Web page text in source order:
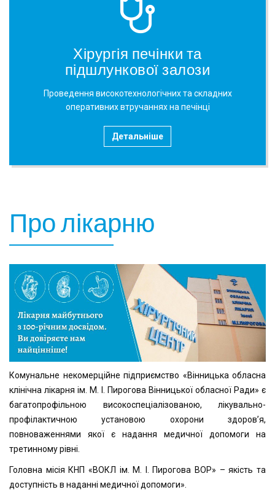
Хірургія печінки та
підшлункової залози
Проведення високотехнологічних та складних
оперативних втручаннях на печінці
Детальніше
Про лікарню
Комунальне некомерційне підприємство «Вінницька обласна
клінічна лікарня ім. М. І. Пирогова Вінницької обласної Ради» є
багатопрофільною високоспеціалізованою, лікувально-
профілактичною установою охорони здоров’я,
повноваженнями якої є надання медичної допомоги на
третинному рівні.
Головна місія КНП «ВОКЛ ім. М. І. Пирогова ВОР» – якість та
доступність в наданні медичної допомоги».